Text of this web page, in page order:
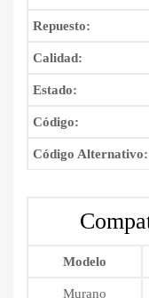
Repuesto:
Calidad:
Estado:
Código:
Código Alternativo:
Modelo
Murano